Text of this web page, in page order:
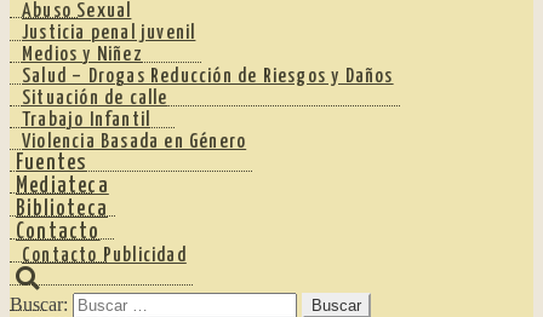
Abuso Sexual
Justicia penal juvenil
Medios y Niñez
Salud – Drogas Reducción de Riesgos y Daños
Situación de calle
Trabajo Infantil
Violencia Basada en Género
Fuentes
Mediateca
Biblioteca
Contacto
Contacto Publicidad
Buscar: